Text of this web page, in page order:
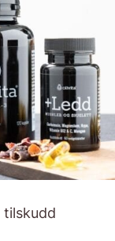
tilskudd